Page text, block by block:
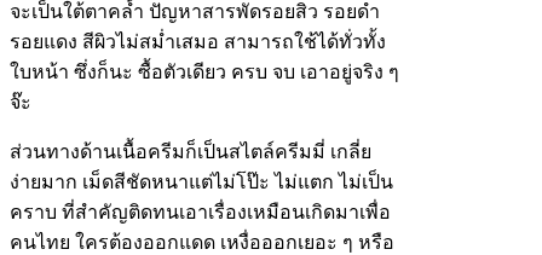
จะเป็นใต้ตาคล้ำ ปัญหาสารพัดรอยสิว รอยดำ
รอยแดง สีผิวไม่สม่ำเสมอ สามารถใช้ได้ทั่วทั้ง
ใบหน้า ซึ่งก็นะ ซื้อตัวเดียว ครบ จบ เอาอยู่จริง ๆ
จ๊ะ
ส่วนทางด้านเนื้อครีมก็เป็นสไตล์ครีมมี่ เกลี่ย
ง่ายมาก เม็ดสีชัดหนาแต่ไม่โป๊ะ ไม่แตก ไม่เป็น
คราบ ที่สำคัญติดทนเอาเรื่องเหมือนเกิดมาเพื่อ
คนไทย ใครต้องออกแดด เหงื่อออกเยอะ ๆ หรือ